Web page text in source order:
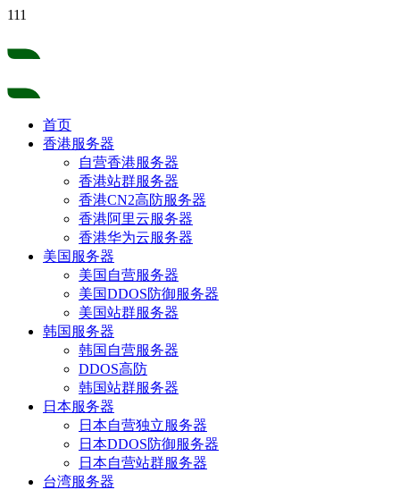
111
首页
香港服务器
自营香港服务器
香港站群服务器
香港CN2高防服务器
香港阿里云服务器
香港华为云服务器
美国服务器
美国自营服务器
美国DDOS防御服务器
美国站群服务器
韩国服务器
韩国自营服务器
DDOS高防
韩国站群服务器
日本服务器
日本自营独立服务器
日本DDOS防御服务器
日本自营站群服务器
台湾服务器